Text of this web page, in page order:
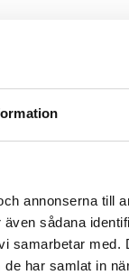
annonserna till
sådana
samarbetar
har samlat in
Webbadress